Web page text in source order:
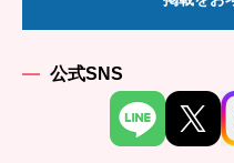
公式SNS